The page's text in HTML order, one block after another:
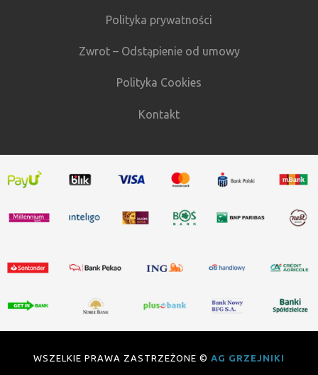
Polityka prywatności
Zwrot – Odstąpienie od umowy
Polityka Cookies
Kontakt
WSZELKIE PRAWA ZASTRZEŻONE © AG GRZEJNIKI